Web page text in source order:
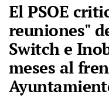
El PSOE
reuniones"
Switch e
meses al